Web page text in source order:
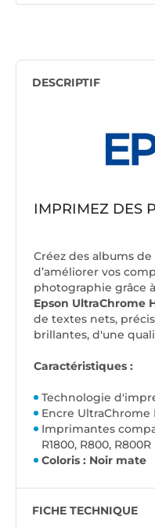
DESCRIPTIF
IMPRIMEZ DES
Créez des albums
d’améliorer vos
photographie grâce
Epson UltraChrome
de textes nets,
brillantes, d'une
Caractéristiques :
Technologie
Encre UltraChrome
Imprimantes
R1800, R800, R800R
Coloris : Noir mate
FICHE TECHNIQUE